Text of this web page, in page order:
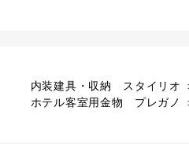
内装建具・収納 スタイリオ
ホテル客室用金物 プレガノ